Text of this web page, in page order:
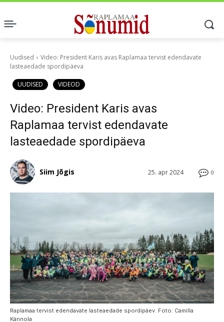
Uudised
Video: President Karis avas Raplamaa tervist edendavate
lasteaedade spordipäeva
UUDISED VIDEOD
Video: President Karis avas
Raplamaa tervist edendavate
lasteaedade spordipäeva
0
25. apr 2024
Siim Jõgis
Raplamaa tervist edendavate lasteaedade spordipäev. Foto: Camilla
Kännola